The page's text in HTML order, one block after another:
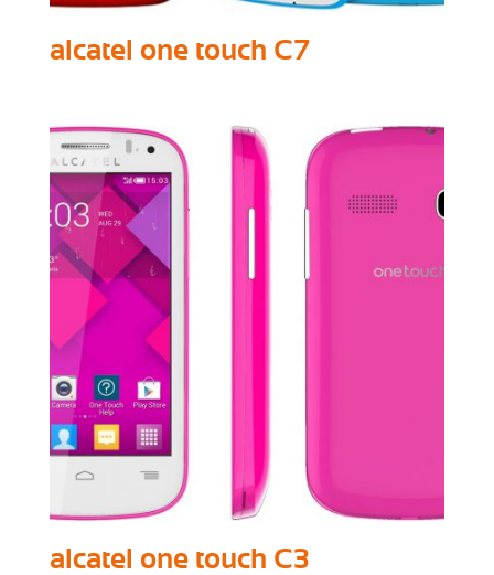
alcatel one touch C7
alcatel one touch C3